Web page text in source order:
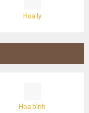
Hoa ly
Hoa bình